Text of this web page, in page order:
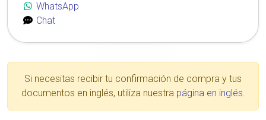
WhatsApp
Chat
Si necesitas recibir tu confirmación de compra y tus
documentos en inglés, utiliza nuestra página en inglés.